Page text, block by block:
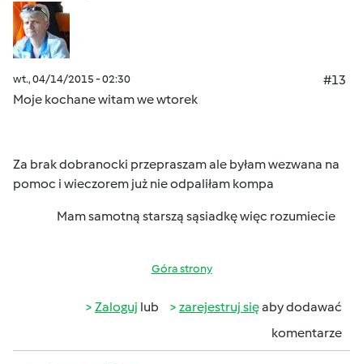
wt., 04/14/2015 - 02:30
#13
Moje kochane witam we wtorek
Za brak dobranocki przepraszamale byłam wezwana na
pomoc i wieczorem już nie odpaliłam kompa
Mam samotną starszą sąsiadkę więc rozumiecie
Góra strony
Zaloguj lub zarejestruj sięaby dodawać
komentarze